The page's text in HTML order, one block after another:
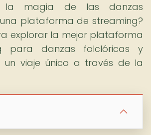
la magia de las danzas
plataforma de streaming?
explorar la mejor plataforma
para danzas folclóricas y
un viaje único a través de la